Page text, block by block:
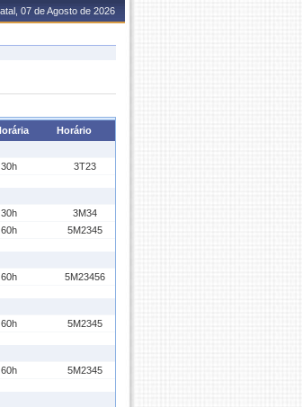
07 de Agosto de 2026
Horário
30h 3T23
30h
3M34
60h 5M2345
60h 5M23456
60h 5M2345
60h 5M2345